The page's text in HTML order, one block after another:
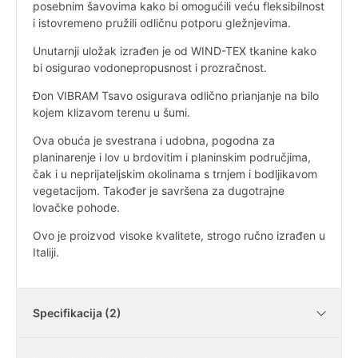
posebnim šavovima kako bi omogućili veću fleksibilnost
i istovremeno pružili odličnu potporu gležnjevima.
Unutarnji uložak izrađen je od WIND-TEX tkanine kako
bi osigurao vodonepropusnost i prozračnost.
Đon VIBRAM Tsavo osigurava odlično prianjanje na bilo
kojem klizavom terenu u šumi.
Ova obuća je svestrana i udobna, pogodna za
planinarenje i lov u brdovitim i planinskim područjima,
čak i u neprijateljskim okolinama s trnjem i bodljikavom
vegetacijom. Također je savršena za dugotrajne
lovačke pohode.
Ovo je proizvod visoke kvalitete, strogo ručno izrađen u
Italiji.
Specifikacija (2)